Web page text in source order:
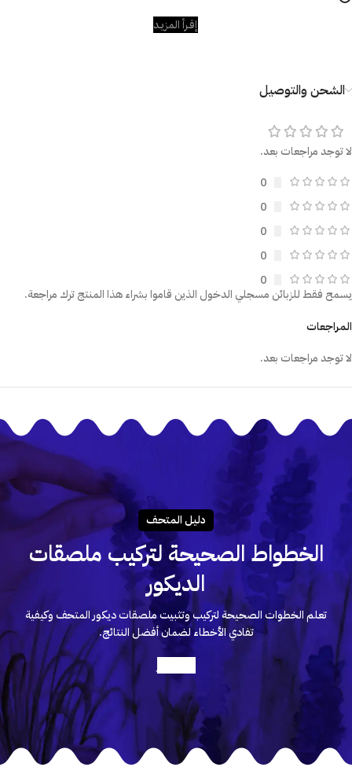
إقـرأ المزيـد
الشحن والتوصيل
لا توجد مراجعات بعد.
0
0
0
0
0
المراجعات
لا توجد مراجعات بعد.
يسمح فقط للزبائن مسجلي الدخول الذين قاموا بشراء هذا المنتج ترك مراجعة.
دليـل المتحـف
الخطواط الصحيحة لتركيب ملصقات
الديكور
تعلم الخطوات الصحيحة لتركيب وتثبيت ملصقات ديكور المتحف وكيفية
تفادي الأخطاء لضمان أفضل النتائج.